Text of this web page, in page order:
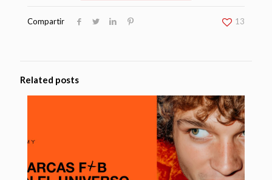
Compartir 13
Related posts